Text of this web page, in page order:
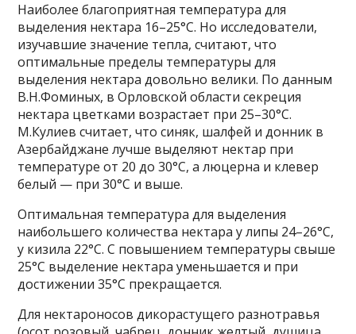
Наиболее благоприятная температура для
выделения нектара 16–25°С. Но исследователи,
изучавшие значение тепла, считают, что
оптимальные пределы температуры для
выделения нектара довольно велики. По данным
В.Н.Фоминых, в Орловской области секреция
нектара цветками возрастает при 25–30°С.
М.Кулиев считает, что синяк, шалфей и донник в
Азербайджане лучше выделяют нектар при
температуре от 20 до 30°С, а люцерна и клевер
белый — при 30°С и выше.
Оптимальная температура для выделения
наибольшего количества нектара у липы 24–26°С,
у кизила 22°С. С повышением температуры свыше
25°С выделение нектара уменьшается и при
достижении 35°С прекращается.
Для нектароносов дикорастущего разнотравья